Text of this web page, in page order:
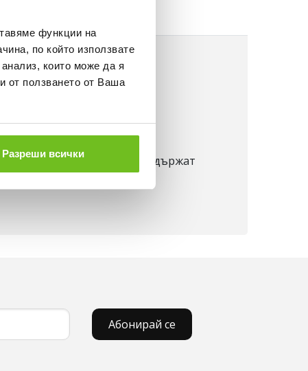
функции на
по който използвате
които може да я
от ползването от Ваша
Разреши всички
температурата, като задържат
Абонирай се